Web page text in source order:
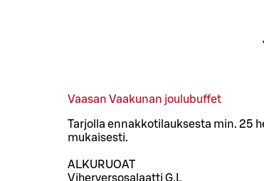
Vaasan Vaakunan joulubuffet
Tarjolla ennakkotilauksesta min. 25
mukaisesti.
ALKURUOAT
Viherversosalaatti G,L